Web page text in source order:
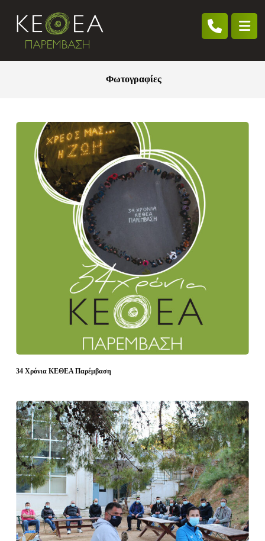
Φωτογραφίες
34 Χρόνια ΚΕΘΕΑ Παρέμβαση